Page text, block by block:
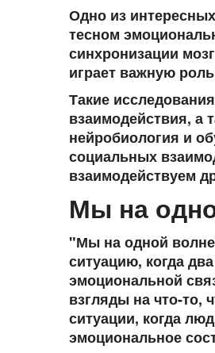
Одно из
тесном
синхронизации
играет важную
Такие
взаимодействия, а
нейробиология и
социальных
взаимодействуем
Мы на
"Мы на одной
ситуацию, когда
эмоциональной
взгляды на что-то,
ситуации, когда
эмоциональное